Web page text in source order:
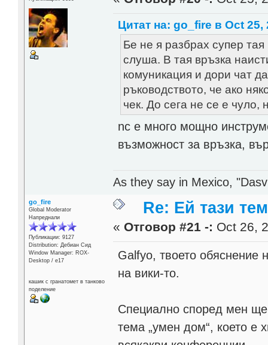
Цитат на: go_fire в Oct 25,
Бе не я разбрах супер
слуша. В тая връзка
комуникация и дори чат
ръководството, че ако
чек. До сега не се е чуло,
nc е много мощно
възможност за връзка,
As they say in Mexico,
go_fire
Global Moderator
Напреднали
Публикации: 9127
Distribution: Дебиан Сид
Window Manager: ROX-
Desktop / е17
кашик с гранатомет в танково
поделение
Re: Ей тази
« Отговор #21 -: Oct 26,
Galfyo, твоето обяснение
на вики-то.
Специално според мен ще
тема „умен дом“, което е